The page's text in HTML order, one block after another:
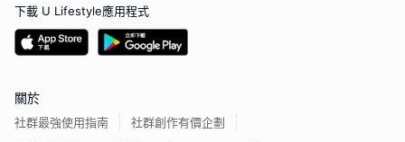
下載 U Lifestyle應用程式
關於
社群最強使用指南
社群創作有價企劃